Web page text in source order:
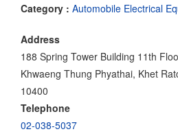
Category : Automobile Electrical
Address
188 Spring Tower Building 11th
Khwaeng Thung Phyathai, Khet
10400
Telephone
02-038-5037